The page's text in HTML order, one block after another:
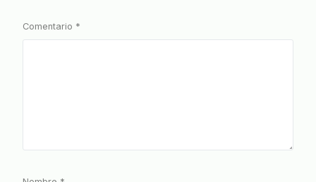
Comentario *